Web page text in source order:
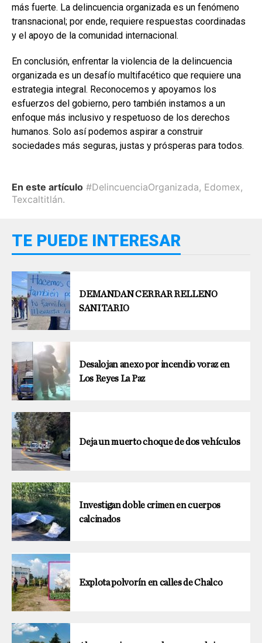
más fuerte. La delincuencia organizada es un fenómeno
transnacional; por ende, requiere respuestas coordinadas
y el apoyo de la comunidad internacional.
En conclusión, enfrentar la violencia de la delincuencia
organizada es un desafío multifacético que requiere una
estrategia integral. Reconocemos y apoyamos los
esfuerzos del gobierno, pero también instamos a un
enfoque más inclusivo y respetuoso de los derechos
humanos. Solo así podemos aspirar a construir
sociedades más seguras, justas y prósperas para todos.
En este artículo #DelincuenciaOrganizada, Edomex,
Texcaltitlán.
TE PUEDE INTERESAR
DEMANDAN CERRAR RELLENO
SANITARIO
Desalojan anexo por incendio voraz en
Los Reyes La Paz
Deja un muerto choque de dos vehículos
Investigan doble crimen en cuerpos
calcinados
Explota polvorín en calles de Chalco